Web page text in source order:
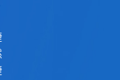
获客后台
置后台
传设置